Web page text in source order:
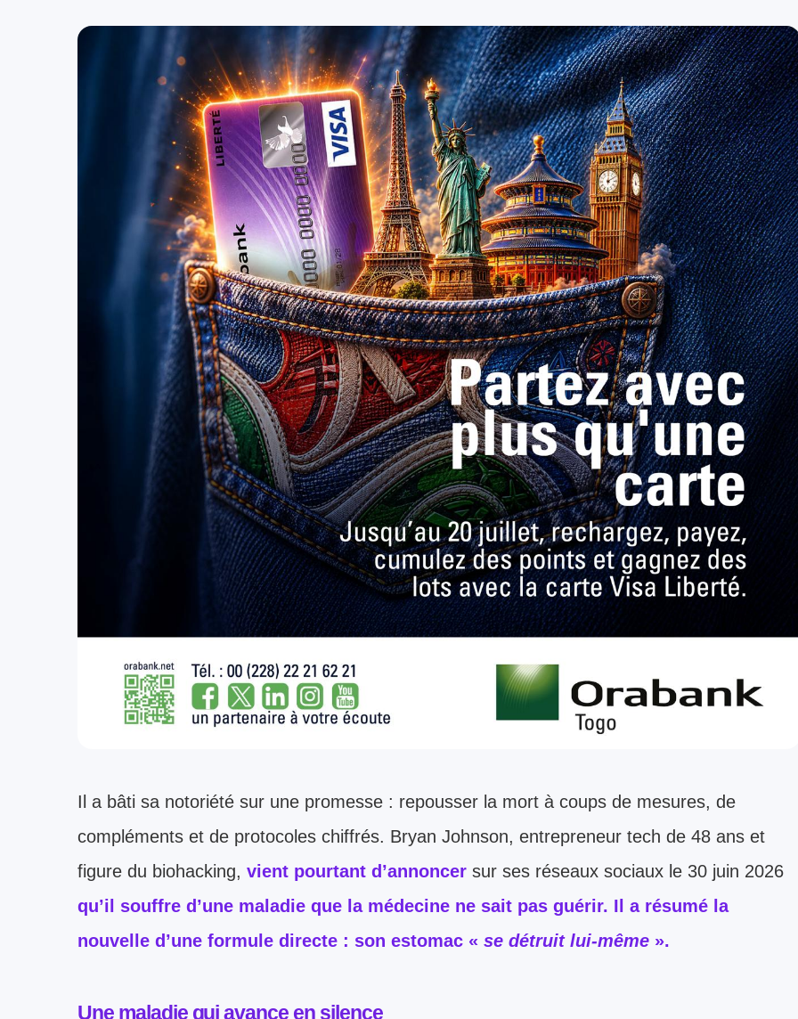
Il a bâti sa notoriété sur une promesse : repousser la mort à coups de mesures, de
compléments et de protocoles chiffrés. Bryan Johnson, entrepreneur tech de 48 ans et
figure du biohacking, vient pourtant d’annoncer sur ses réseaux sociaux le 30 juin 2026
qu’il souffre d’une maladie que la médecine ne sait pas guérir. Il a résumé la
nouvelle d’une formule directe : son estomac « se détruit lui-même ».
Une maladie qui avance en silence